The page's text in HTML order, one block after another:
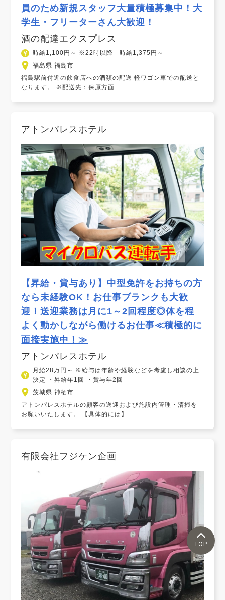
員のため新規スタッフ大量積極募集中！大
学生・フリーターさん大歓迎！
酒の配達エクスプレス
時給1,100円～ ※22時以降 時給1,375円～
福島県 福島市
福島駅前付近の飲食店への酒類の配送 軽ワゴン車での配送と
なります。 ※配送先：保原方面
アトンパレスホテル
【昇給・賞与あり】中型免許をお持ちの方
なら未経験OK！お仕事ブランクも大歓
迎！送迎業務は月に1～2回程度◎体を程
よく動かしながら働けるお仕事≪積極的に
面接実施中！≫
アトンパレスホテル
月給28万円～ ※給与は年齢や経験などを考慮し相談の上
決定 ・昇給年1回 ・賞与年2回
茨城県 神栖市
アトンパレスホテルの顧客の送迎および施設内管理・清掃を
お願いいたします。 【具体的には】...
有限会社フジケン企画
TOP